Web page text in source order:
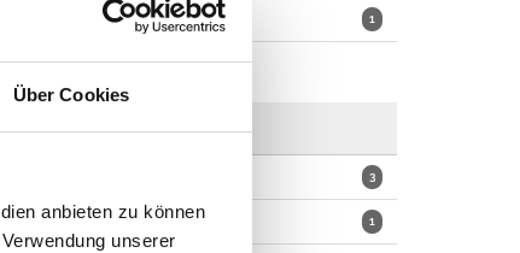
Über Cookies
anbieten zu können
unserer
1
Displacement Solenoid
Blokady i klucze
3
1